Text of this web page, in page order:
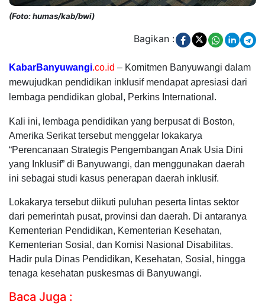
(Foto: humas/kab/bwi)
Bagikan :
KabarBanyuwangi.co.id – Komitmen Banyuwangi dalam
mewujudkan pendidikan inklusif mendapat apresiasi dari
lembaga pendidikan global, Perkins International.
Kali ini, lembaga pendidikan yang berpusat di Boston,
Amerika Serikat tersebut menggelar lokakarya
“Perencanaan Strategis Pengembangan Anak Usia Dini
yang Inklusif” di Banyuwangi, dan menggunakan daerah
ini sebagai studi kasus penerapan daerah inklusif.
Lokakarya tersebut diikuti puluhan peserta lintas sektor
dari pemerintah pusat, provinsi dan daerah. Di antaranya
Kementerian Pendidikan, Kementerian Kesehatan,
Kementerian Sosial, dan Komisi Nasional Disabilitas.
Hadir pula Dinas Pendidikan, Kesehatan, Sosial, hingga
tenaga kesehatan puskesmas di Banyuwangi.
Baca Juga :